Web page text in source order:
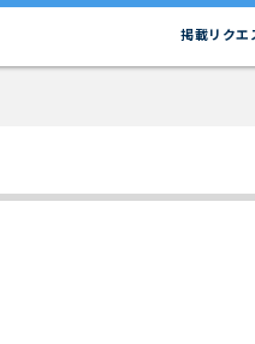
掲載リクエ